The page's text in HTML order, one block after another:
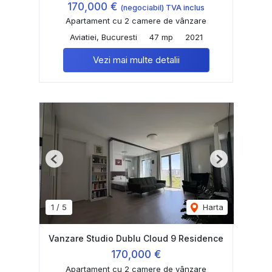
170,000 € (negociabil) TVA inclus
Apartament cu 2 camere de vânzare
Aviatiei, Bucuresti
47 mp 2021
Vezi mai multe detalii
1 / 5 Harta
Previous Next
Vanzare Studio Dublu Cloud 9 Residence
170,000 €
Apartament cu 2 camere de vânzare